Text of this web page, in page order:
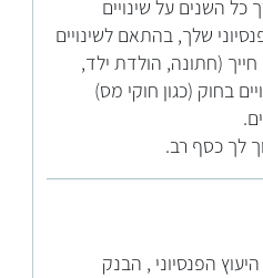
השנים על שינויים
שלך, בהתאם לשינויים
(חתונה, הולדת ילד,
בחוק (כגון חוקי מס)
לך כסף רב.
הפנסיוני , הבנק